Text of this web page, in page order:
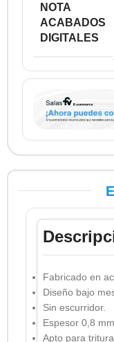
NOTA
ACABADOS
DIGITALES
Fabricado en
Diseño bajo
Sin escurridor.
Espesor 0,8 mm.
Apto para